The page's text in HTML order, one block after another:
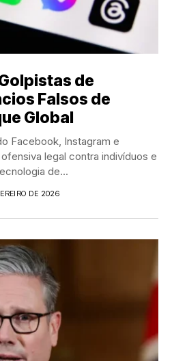
de
Falsos de
Global
Facebook, Instagram e
legal contra indivíduos e
de...
DE 2026